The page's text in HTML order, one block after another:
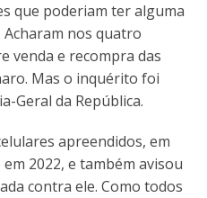
que poderiam ter alguma
Acharam nos quatro
venda e recompra das
Mas o inquérito foi
Geral da República.
apreendidos, em
2022, e também avisou
contra ele. Como todos